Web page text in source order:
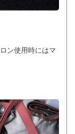
ン使用時にはマ